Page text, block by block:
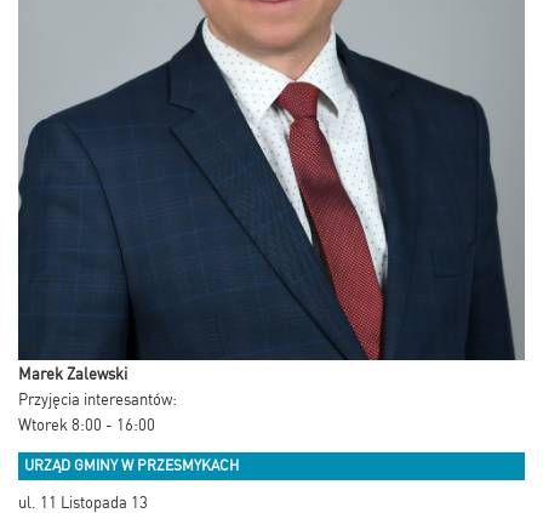
Marek Zalewski
Przyjęcia interesantów:
Wtorek 8:00 - 16:00
URZĄD GMINY W PRZESMYKACH
ul. 11 Listopada 13